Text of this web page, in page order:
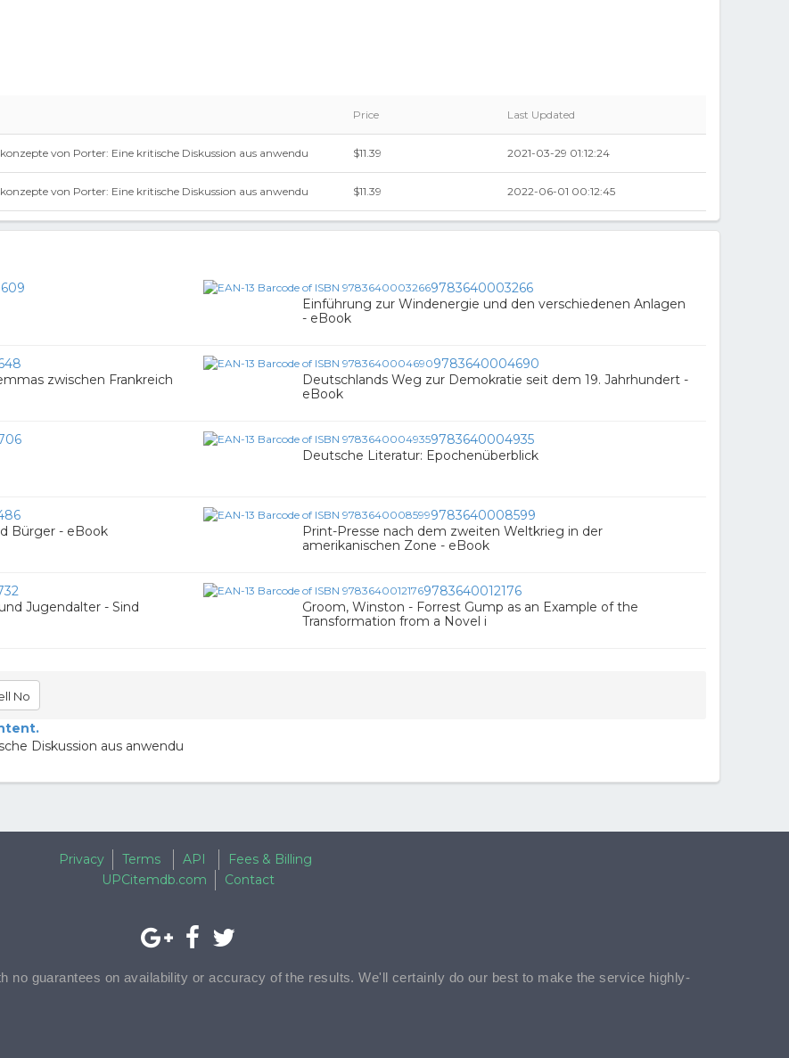
Price Last Updated
von Porter: Eine kritische Diskussion aus anwendu $11.39 2021-03-29 01:12:24
von Porter: Eine kritische Diskussion aus anwendu $11.39 2022-06-01 00:12:45
9783640003266
Einführung zur Windenergie und den verschiedenen Anlagen
- eBook
zwischen Frankreich
9783640004690
Deutschlands Weg zur Demokratie seit dem 19. Jahrhundert -
eBook
9783640004935
Deutsche Literatur: Epochenüberblick
Bürger - eBook
9783640008599
Print-Presse nach dem zweiten Weltkrieg in der
amerikanischen Zone - eBook
Jugendalter - Sind
9783640012176
Groom, Winston - Forrest Gump as an Example of the
Transformation from a Novel i
No
Diskussion aus anwendu
Privacy Terms API
Fees & Billing
UPCitemdb.com
Contact
no guarantees on availability or accuracy of the results. We'll certainly do our best to make the service highly-